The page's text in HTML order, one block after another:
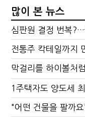
많이 본 뉴스
전통주 칵테일까지